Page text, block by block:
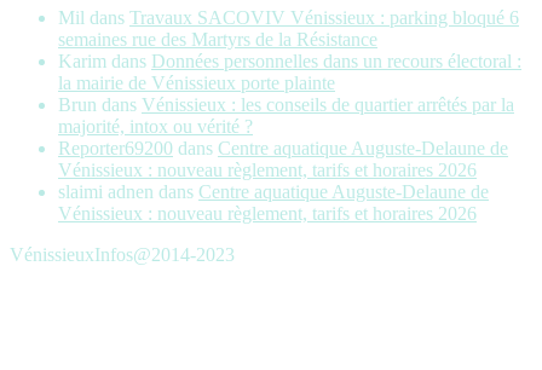
Mil dans Travaux SACOVIV Vénissieux : parking bloqué 6
semaines rue des Martyrs de la Résistance
Karim dans Données personnelles dans un recours électoral :
la mairie de Vénissieux porte plainte
Brun dans Vénissieux : les conseils de quartier arrêtés par la
majorité, intox ou vérité ?
Reporter69200 dans Centre aquatique Auguste-Delaune de
Vénissieux : nouveau règlement, tarifs et horaires 2026
slaimi adnen dans Centre aquatique Auguste-Delaune de
Vénissieux : nouveau règlement, tarifs et horaires 2026
VénissieuxInfos@2014-2023